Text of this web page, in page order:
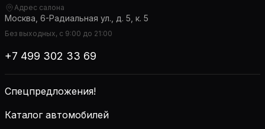
Адрес салона
Москва, 6-Радиальная ул., д. 5, к. 5
Без выходных, с 9:00 до 21:00
+7 499 302 33 69
Спецпредложения!
Каталог автомобилей